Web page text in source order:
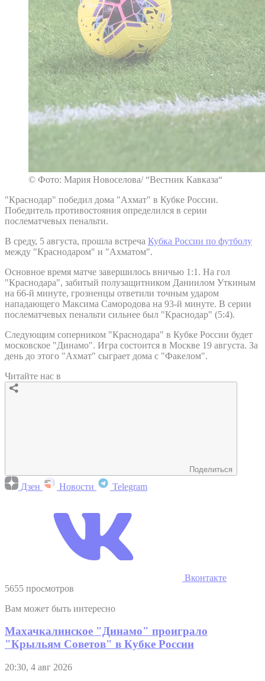
© Фото: Мария Новоселова/ “Вестник Кавказа“
"Краснодар" победил дома "Ахмат" в Кубке России.
Победитель противостояния определился в серии
послематчевых пенальти.
В среду, 5 августа, прошла встреча Кубка России по футболу
между "Краснодаром" и "Ахматом".
Основное время матче завершилось вничью 1:1. На гол
"Краснодара", забитый полузащитником Даниилом Уткиным
на 66-й минуте, грозненцы ответили точным ударом
нападающего Максима Самородова на 93-й минуте. В серии
послематчевых пенальти сильнее был "Краснодар" (5:4).
Следующим соперником "Краснодара" в Кубке России будет
московское "Динамо". Игра состоится в Москве 19 августа. За
день до этого "Ахмат" сыграет дома с "Факелом".
Читайте нас в
Поделиться
Дзен Новости Telegram
Вконтакте
5655 просмотров
Вам может быть интересно
Махачкалинское "Динамо" проиграло
"Крыльям Советов" в Кубке России
20:30, 4 авг 2026